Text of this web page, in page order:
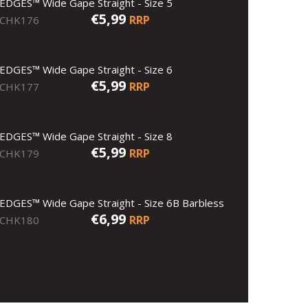
EDGES™ Wide Gape Straight - Size 5
CHK176
€5,99 RRP
EDGES™ Wide Gape Straight - Size 6
CHK177
€5,99 RRP
EDGES™ Wide Gape Straight - Size 8
CHK179
€5,99 RRP
EDGES™ Wide Gape Straight - Size 6B Barbless
CHK180
€6,99 RRP